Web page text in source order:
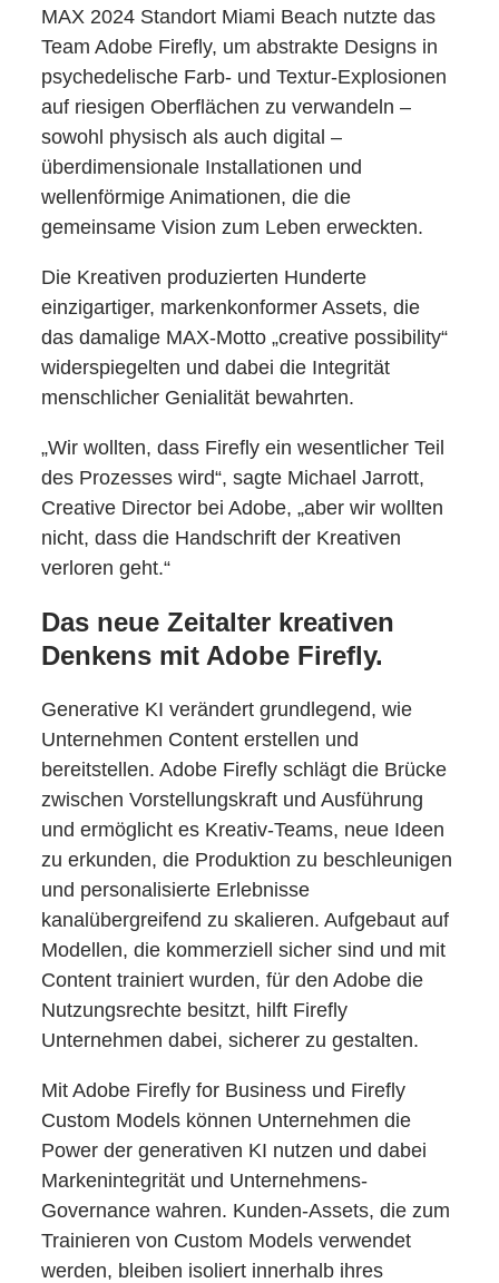
MAX 2024 Standort Miami Beach nutzte das
Team Adobe Firefly, um abstrakte Designs in
psychedelische Farb- und Textur-Explosionen
auf riesigen Oberflächen zu verwandeln –
sowohl physisch als auch digital –
überdimensionale Installationen und
wellenförmige Animationen, die die
gemeinsame Vision zum Leben erweckten.
Die Kreativen produzierten Hunderte
einzigartiger, markenkonformer Assets, die
das damalige MAX-Motto „creative possibility“
widerspiegelten und dabei die Integrität
menschlicher Genialität bewahrten.
„Wir wollten, dass Firefly ein wesentlicher Teil
des Prozesses wird“, sagte Michael Jarrott,
Creative Director bei Adobe, „aber wir wollten
nicht, dass die Handschrift der Kreativen
verloren geht.“
Das neue Zeitalter kreativen
Denkens mit Adobe Firefly.
Generative KI verändert grundlegend, wie
Unternehmen Content erstellen und
bereitstellen. Adobe Firefly schlägt die Brücke
zwischen Vorstellungskraft und Ausführung
und ermöglicht es Kreativ-Teams, neue Ideen
zu erkunden, die Produktion zu beschleunigen
und personalisierte Erlebnisse
kanalübergreifend zu skalieren. Aufgebaut auf
Modellen, die kommerziell sicher sind und mit
Content trainiert wurden, für den Adobe die
Nutzungsrechte besitzt, hilft Firefly
Unternehmen dabei, sicherer zu gestalten.
Mit Adobe Firefly for Business und Firefly
Custom Models können Unternehmen die
Power der generativen KI nutzen und dabei
Markenintegrität und Unternehmens-
Governance wahren. Kunden-Assets, die zum
Trainieren von Custom Models verwendet
werden, bleiben isoliert innerhalb ihres